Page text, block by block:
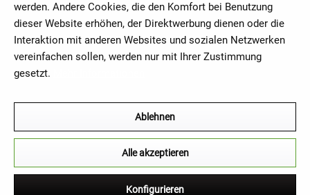
werden. Andere Cookies, die den Komfort bei Benutzung
dieser Website erhöhen, der Direktwerbung dienen oder die
Interaktion mit anderen Websites und sozialen Netzwerken
vereinfachen sollen, werden nur mit Ihrer Zustimmung
gesetzt.
Ablehnen
Alle akzeptieren
Konfigurieren